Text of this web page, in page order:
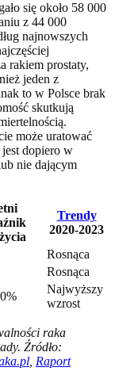
się około 58 000
z 44 000
najnowszych
rakiem prostaty,
jeden z
to w Polsce brak
skutkują
może uratować
dopiero w
nie dającym
Trendy
2020-2023
Rosnąca
Rosnąca
Najwyższy
wzrost
raka
Źródło:
Raport